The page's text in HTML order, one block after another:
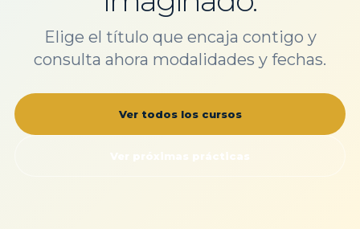
Elige el título que encaja contigo y
consulta ahora modalidades y fechas.
Ver todos los cursos
Ver próximas prácticas